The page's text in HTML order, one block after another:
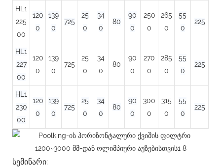
HL1
225
00
120
0
139
0
725
25
0
34
0
80
90
0
250
0
265
0
55
0
225
HL1
227
00
120
0
139
0
725
25
0
34
0
80
90
0
270
0
285
0
55
0
225
HL1
230
00
120
0
139
0
725
25
0
34
0
80
90
0
300
0
315
0
55
0
225
სემინარი: